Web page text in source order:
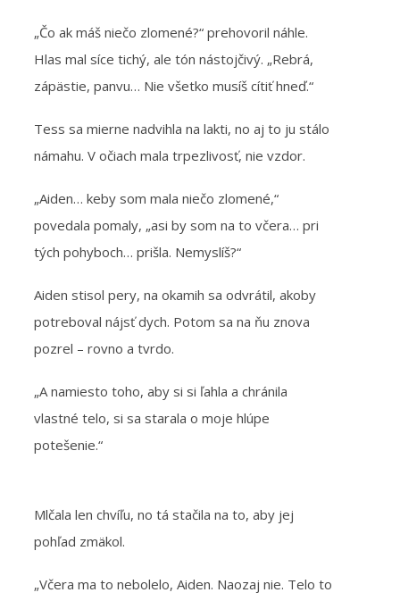
„Čo ak máš niečo zlomené?“ prehovoril náhle.
Hlas mal síce tichý, ale tón nástojčivý. „Rebrá,
zápästie, panvu… Nie všetko musíš cítiť hneď.“
Tess sa mierne nadvihla na lakti, no aj to ju stálo
námahu. V očiach mala trpezlivosť, nie vzdor.
„Aiden… keby som mala niečo zlomené,“
povedala pomaly, „asi by som na to včera… pri
tých pohyboch… prišla. Nemyslíš?“
Aiden stisol pery, na okamih sa odvrátil, akoby
potreboval nájsť dych. Potom sa na ňu znova
pozrel – rovno a tvrdo.
„A namiesto toho, aby si si ľahla a chránila
vlastné telo, si sa starala o moje hlúpe
potešenie.“
Mlčala len chvíľu, no tá stačila na to, aby jej
pohľad zmäkol.
„Včera ma to nebolelo, Aiden. Naozaj nie. Telo to